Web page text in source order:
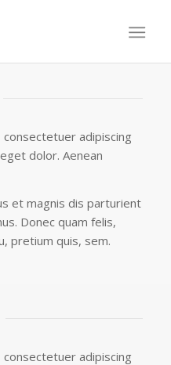
adipiscing
dolor. Aenean
et magnis dis parturient
Donec quam felis,
pretium quis, sem.
adipiscing